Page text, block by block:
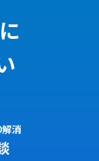
解消